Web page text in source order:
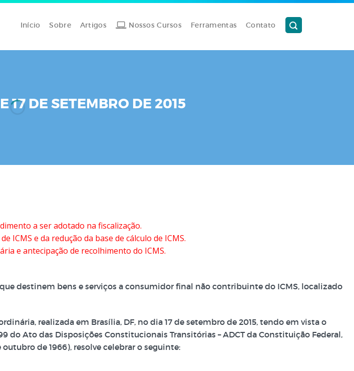
Início Sobre Artigos Nossos Cursos Ferramentas Contato
17 DE SETEMBRO DE 2015
a ser adotado na fiscalização.
ICMS e da redução da base de cálculo de ICMS.
e antecipação de recolhimento do ICMS.
destinem bens e serviços a consumidor final não contribuinte do ICMS, localizado
realizada em Brasília, DF, no dia 17 de setembro de 2015, tendo em vista o
do Ato das Disposições Constitucionais Transitórias – ADCT da Constituição Federal,
de 1966), resolve celebrar o seguinte: